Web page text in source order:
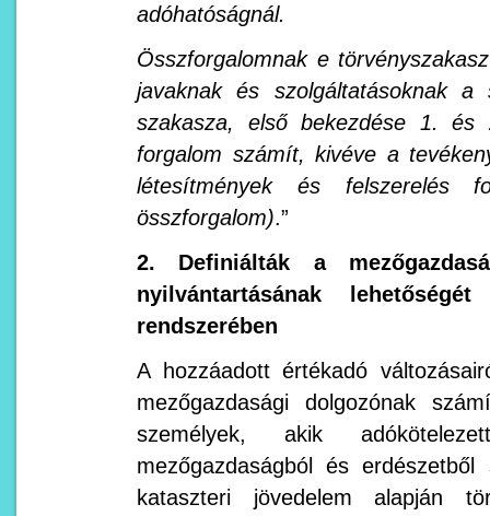
adóhatóságnál.
Összforgalomnak e
javaknak és szolgáltatásoknak
szakasza, első bekezdése 1. és
forgalom számít, kivéve a
létesítmények és felszerelés
összforgalom).”
2. Definiálták a
nyilvántartásának
rendszerében
A hozzáadott értékadó
mezőgazdasági dolgozónak
személyek, akik
mezőgazdaságból és
kataszteri jövedelem alapján